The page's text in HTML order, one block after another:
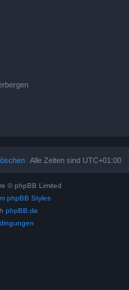
Alle Zeiten sind UTC+01:00
© phpBB Limited
phpBB Styles
phpBB.de